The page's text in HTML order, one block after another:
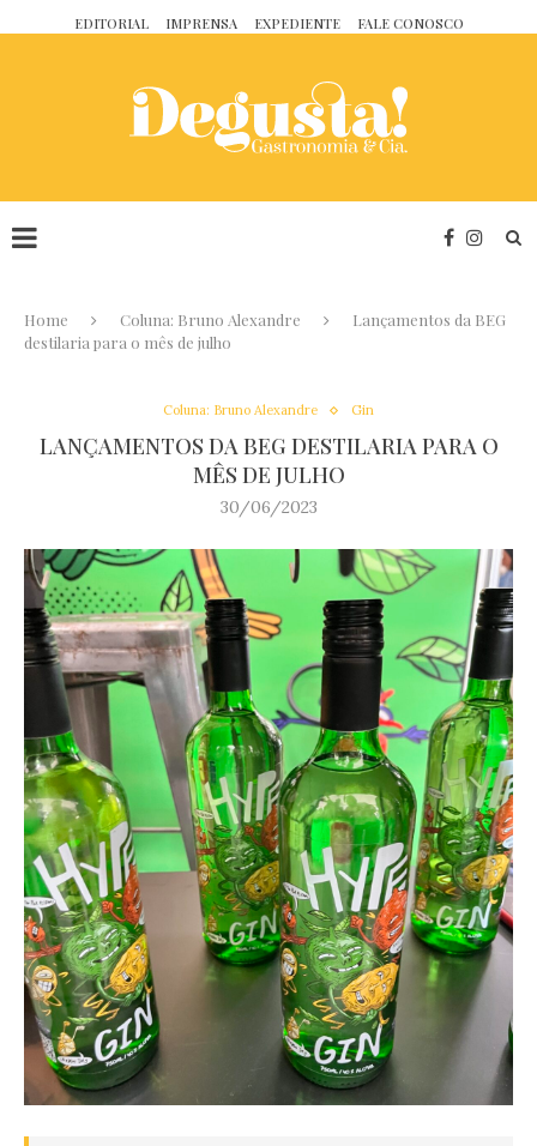
EDITORIAL IMPRENSA EXPEDIENTE FALE CONOSCO
Home Coluna: Bruno Alexandre
Lançamentos da BEG
destilaria para o mês de julho
Coluna: Bruno Alexandre Gin
LANÇAMENTOS DA BEG DESTILARIA PARA O
MÊS DE JULHO
30/06/2023